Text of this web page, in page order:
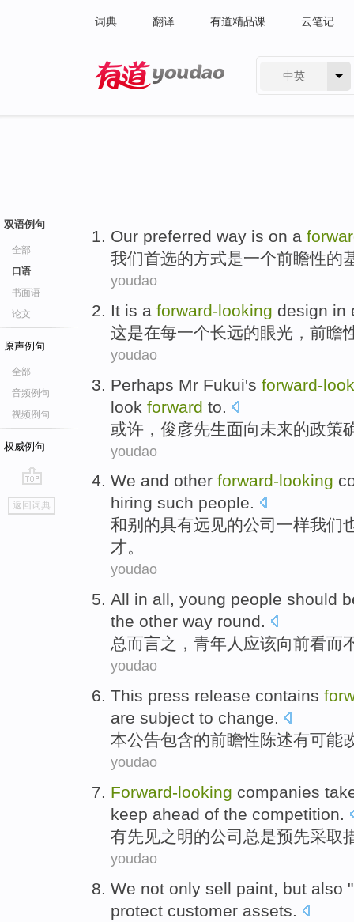
词典 翻译 有道精品课 云笔记
中英
双语例句
全部
口语
书面语
论文
原声例句
全部
音频例句
视频例句
权威例句
go
top
返回词典
Our preferred way is on a
我们首选的方式是一个前瞻性的
youdao
It is a forward-looking design in
这是在每一个长远的眼光， 前瞻
youdao
Perhaps Mr Fukui's forward-
look forward to.
或许 ， 俊彦先生面向未来的政策
youdao
We and other forward-looking
hiring such people.
和别的具有远见的公司 一样我们
才。
youdao
All in all, young people should
the other way round.
总而言之， 青年人 应该向前看而
youdao
This press release contains
are subject to change.
本公告包含的前瞻性陈述有可能
youdao
Forward-looking companies
keep ahead of the competition.
有先见之明的公司 总是预先采取
youdao
We not only sell paint but also
protect customer assets